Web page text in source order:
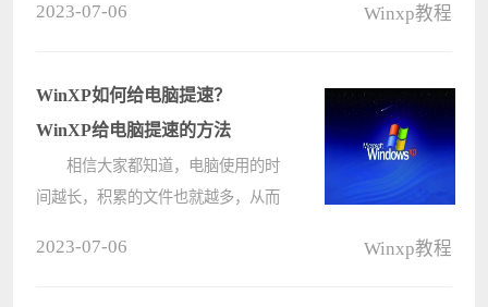
们在XP系统中怎么使用硬盘来安装系
统呢????
2023-07-06 Winxp教程
WinXP如何给电脑提速？
WinXP给电脑提速的方法
相信大家都知道，电脑使用的时
间越长，积累的文件也就越多，从而
2023-07-06 Winxp教程